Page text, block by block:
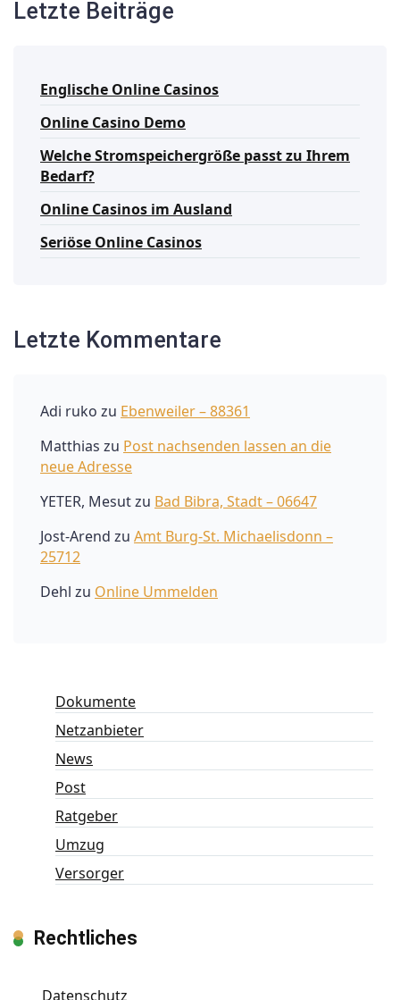
Letzte Beiträge
Englische Online Casinos
Online Casino Demo
Welche Stromspeichergröße passt zu Ihrem
Bedarf?
Online Casinos im Ausland
Seriöse Online Casinos
Letzte Kommentare
Adi ruko zu Ebenweiler – 88361
Matthias zu Post nachsenden lassen an die
neue Adresse
YETER, Mesutzu Bad Bibra, Stadt – 06647
Jost-Arend zu Amt Burg-St. Michaelisdonn –
25712
Dehl zu Online Ummelden
Dokumente
Netzanbieter
News
Post
Ratgeber
Umzug
Versorger
Rechtliches
Datenschutz